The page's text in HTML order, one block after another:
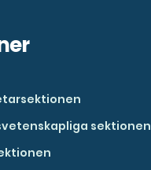
sektionen